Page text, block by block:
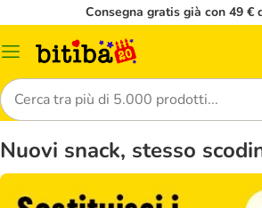
Consegna gratis già con 49 €
Overview
Cerca
Nuovi snack, stesso